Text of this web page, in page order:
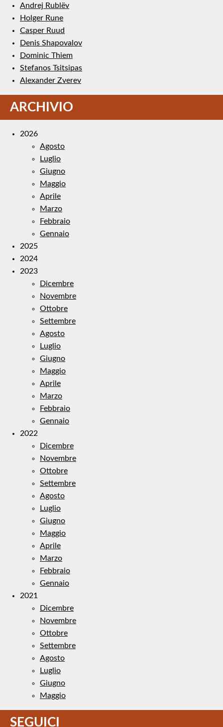
Andrej Rublëv
Holger Rune
Casper Ruud
Denis Shapovalov
Dominic Thiem
Stefanos Tsitsipas
Alexander Zverev
ARCHIVIO
2026
Agosto
Luglio
Giugno
Maggio
Aprile
Marzo
Febbraio
Gennaio
2025
2024
2023
Dicembre
Novembre
Ottobre
Settembre
Agosto
Luglio
Giugno
Maggio
Aprile
Marzo
Febbraio
Gennaio
2022
Dicembre
Novembre
Ottobre
Settembre
Agosto
Luglio
Giugno
Maggio
Aprile
Marzo
Febbraio
Gennaio
2021
Dicembre
Novembre
Ottobre
Settembre
Agosto
Luglio
Giugno
Maggio
SEGUICI